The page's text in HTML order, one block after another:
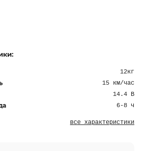
12кг
15 км/час
14.4 В
6-8 ч
все характеристики